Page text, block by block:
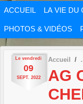
ACCUEIL LA VIE DU
PHOTOS & VIDÉOS
Le vendredi
09
SEPT. 2022
Accueil
AG